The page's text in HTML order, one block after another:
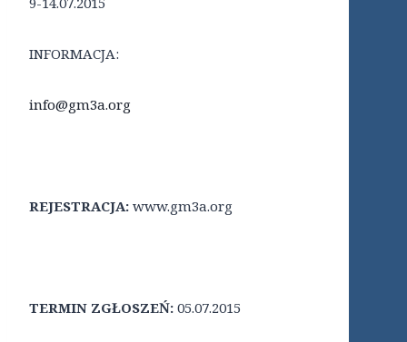
INFORMACJA:
info@gm3a.org
REJESTRACJA: www.gm3a.org
TERMIN ZGŁOSZEŃ: 05.07.2015